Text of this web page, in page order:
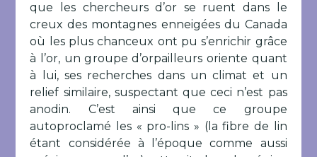
que les chercheurs d’or se ruent dans le
creux des montagnes enneigées du Canada
où les plus chanceux ont pu s’enrichir grâce
à l’or, un groupe d’orpailleurs oriente quant
à lui, ses recherches dans un climat et un
relief similaire, suspectant que ceci n’est pas
anodin. C’est ainsi que ce groupe
autoproclamé les « pro-lins » (la fibre de lin
étant considérée à l’époque comme aussi